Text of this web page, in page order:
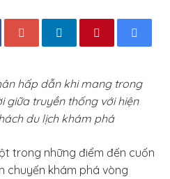
hấp dẫn khi mang trong
giữa truyền thống với hiện
du lịch khám phá
trong những điểm đến cuốn
chuyến khám phá vòng